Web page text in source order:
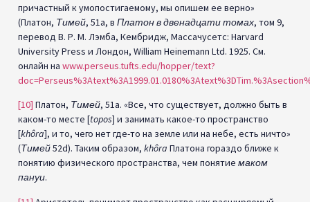
причастный к умопостигаемому, мы опишем ее верно»
(Платон, Тимей, 51a, в Платон в двенадцати томах, том 9,
перевод В. Р. М. Лэмба, Кембридж, Массачусетс: Harvard
University Press и Лондон, William Heinemann Ltd. 1925. См.
онлайн на www.perseus.tufts.edu/hopper/text?
[10] Платон, Тимей, 51a. «Все, что существует, должно быть в
каком-то месте [topos] и занимать какое-то пространство
[khôra], и то, чего нет где-то на земле или на небе, есть ничто»
(Тимей52d). Таким образом, khôra Платона гораздо ближе к
понятию физического пространства, чем понятие маком
пануи.